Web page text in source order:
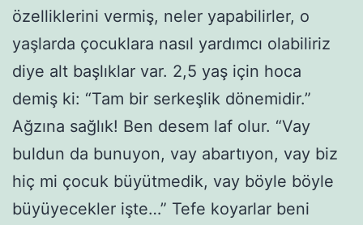
özelliklerini vermiş, neler yapabilirler, o
yaşlarda çocuklara nasıl yardımcı olabiliriz
diye alt başlıklar var. 2,5 yaş için hoca
demiş ki: “Tam bir serkeşlik dönemidir.”
Ağzına sağlık! Ben desem laf olur. “Vay
buldun da bunuyon, vay abartıyon, vay biz
hiç mi çocuk büyütmedik, vay böyle böyle
büyüyecekler işte…” Tefe koyarlar beni